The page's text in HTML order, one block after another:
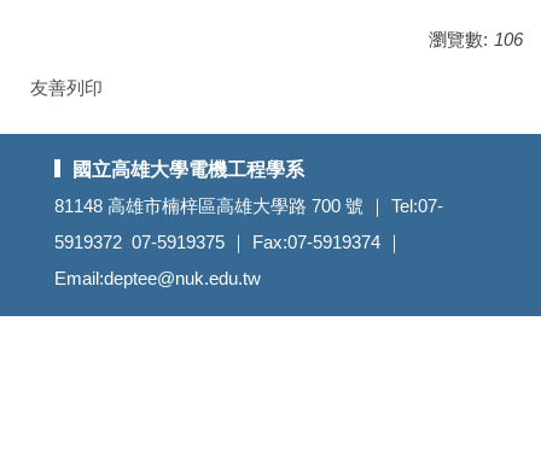
瀏覽數: 106
友善列印
國立高雄大學電機工程學系
81148 高雄市楠梓區高雄大學路 700 號 ｜ Tel:07-
5919372 07-5919375 ｜ Fax:07-5919374 ｜
Email:deptee@nuk.edu.tw